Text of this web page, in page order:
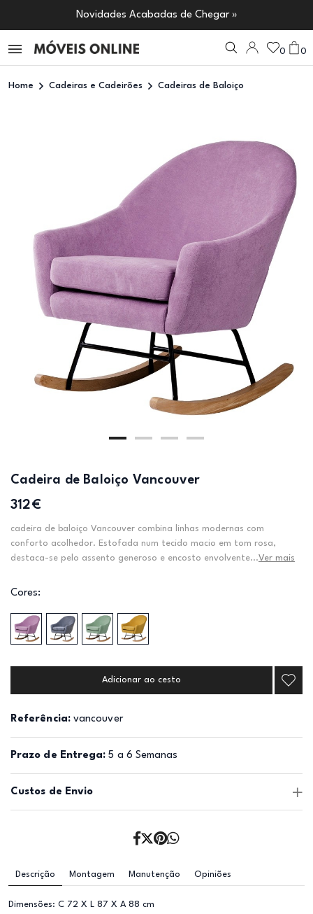
Novidades Acabadas de Chegar »
0 0
Home Cadeiras e Cadeirões Cadeiras de Baloiço
Cadeira de Baloiço Vancouver
312€
cadeira de baloiço Vancouver combina linhas modernas com
conforto acolhedor. Estofada num tecido macio em tom rosa,
destaca-se pelo assento generoso e encosto envolvente...Ver mais
Cores:
Adicionar ao cesto
Referência: vancouver
Prazo de Entrega: 5 a 6 Semanas
Custos de Envio
Descrição Montagem Manutenção Opiniões
Dimensões: C 72 X L 87 X A 88 cm